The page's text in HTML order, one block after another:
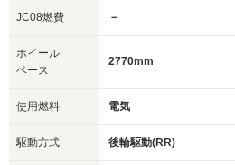
JC08燃費 －
ホイール
ベース
2770mm
使用燃料 電気
駆動方式 後輪駆動(RR)